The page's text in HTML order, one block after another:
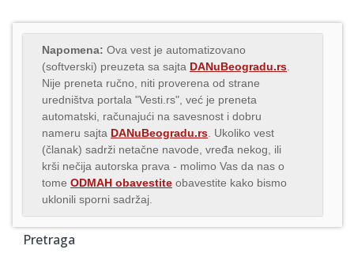
Napomena: Ova vest je automatizovano
(softverski) preuzeta sa sajta DANuBeogradu.rs
Nije preneta ručno, niti proverena od strane
uredništva portala "Vesti.rs", već je preneta
automatski, računajući na savesnost i dobru
nameru sajta DANuBeogradu.rs . Ukoliko vest
(članak) sadrži netačne navode, vređa nekog, ili
krši nečija autorska prava - molimo Vas da nas o
tome ODMAH obavestite obavestite kako bismo
uklonili sporni sadržaj.
Pretraga